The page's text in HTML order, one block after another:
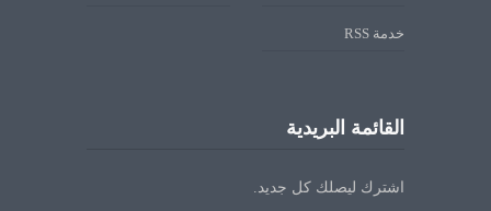
خدمة RSS
القائمة البريدية
اشترك ليصلك كل جديد.